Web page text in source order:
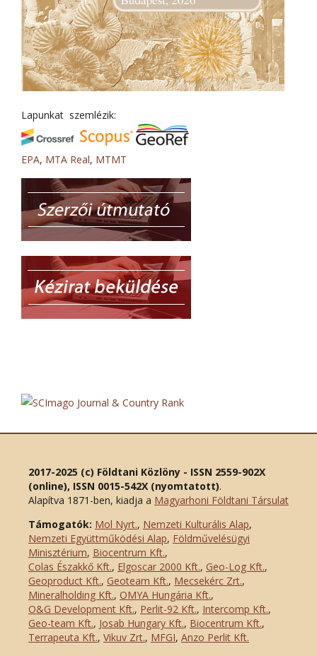
Lapunkat szemlézik:
EPA, MTA Real, MTMT
2017-2025 (c) Földtani Közlöny - ISSN 2559-902X
(online), ISSN 0015-542X (nyomtatott).
Alapítva 1871-ben, kiadja a Magyarhoni Földtani Társulat
Támogatók: Mol Nyrt., Nemzeti Kulturális Alap,
Nemzeti Együttműködési Alap, Földművelésügyi
Minisztérium, Biocentrum Kft.,
Colas Északkő Kft., Elgoscar 2000 Kft., Geo-Log Kft.,
Geoproduct Kft., Geoteam Kft., Mecsekérc Zrt.,
Mineralholding Kft., OMYA Hungária Kft.,
O&G Development Kft., Perlit-92 Kft., Intercomp Kft.,
Geo-team Kft., Josab Hungary Kft., Biocentrum Kft.,
Terrapeuta Kft., Vikuv Zrt., MFGI, Anzo Perlit Kft.